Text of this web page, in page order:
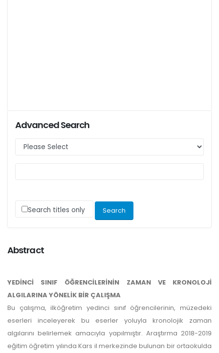
Advanced Search
Search titles only
Abstract
YEDİNCİ SINIF ÖĞRENCİLERİNİN ZAMAN VE KRONOLOJİ
ALGILARINA YÖNELİK BİR ÇALIŞMA
Bu çalışma, ilköğretim yedinci sınıf öğrencilerinin, müzedeki
eserleri inceleyerek bu eserler yoluyla kronolojik zaman
algılarını belirlemek amacıyla yapılmıştır. Araştırma 2018-2019
eğitim öğretim yılında Kars il merkezinde bulunan bir ortaokulda